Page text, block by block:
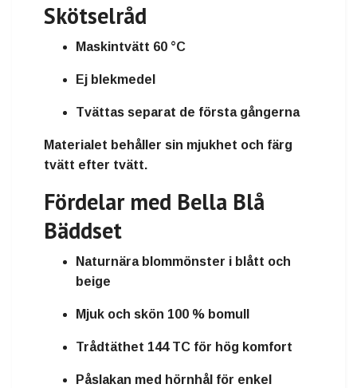
Skötselråd
Maskintvätt 60 °C
Ej blekmedel
Tvättas separat de första gångerna
Materialet behåller sin mjukhet och färg
tvätt efter tvätt.
Fördelar med Bella Blå
Bäddset
Naturnära blommönster i blått och
beige
Mjuk och skön 100 % bomull
Trådtäthet 144 TC för hög komfort
Påslakan med hörnhål för enkel